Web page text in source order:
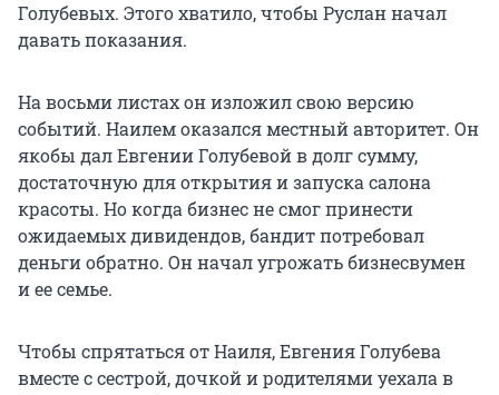
Голубевых. Этого хватило, чтобы Руслан начал
давать показания.
На восьми листах он изложил свою версию
событий. Наилем оказался местный авторитет. Он
якобы дал Евгении Голубевой в долг сумму,
достаточную для открытия и запуска салона
красоты. Но когда бизнес не смог принести
ожидаемых дивидендов, бандит потребовал
деньги обратно. Он начал угрожать бизнесвумен
и ее семье.
Чтобы спрятаться от Наиля, Евгения Голубева
вместе с сестрой, дочкой и родителями уехала в